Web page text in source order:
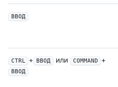
ВВОД
CTRL + ВВОД или COMMAND +
ВВОД